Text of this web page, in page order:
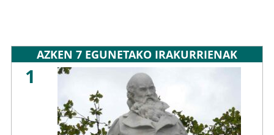
AZKEN 7 EGUNETAKO IRAKURRIENAK
1